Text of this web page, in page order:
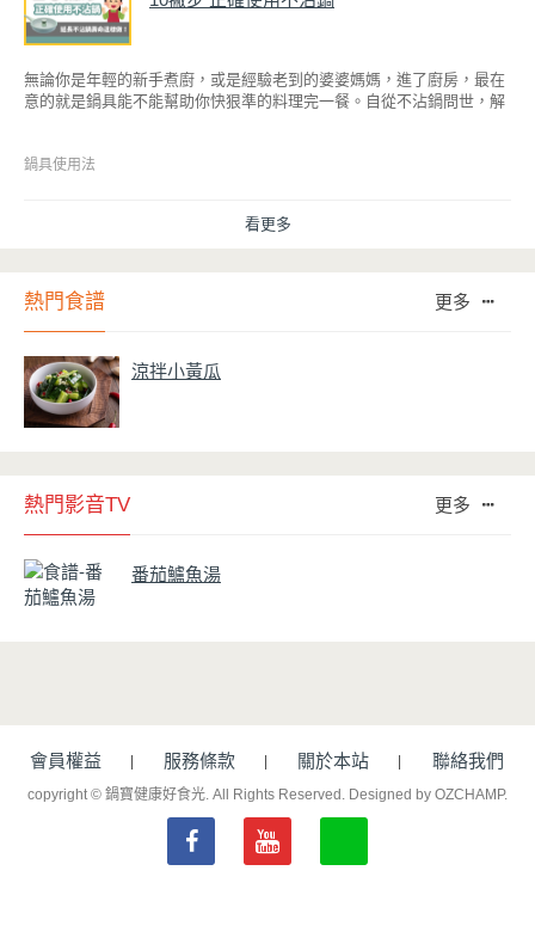
無論你是年輕的新手煮廚，或是經驗老到的婆婆媽媽，進了廚房，最在
意的就是鍋具能不能幫助你快狠準的料理完一餐。自從不沾鍋問世，解
因此金鑽不沾系列的鍋具，更年年穩居銷售排行榜的前幾名。然而如何
鍋具使用法
看更多
熱門食譜 更多
涼拌小黃瓜
熱門影音TV 更多
番茄鱸魚湯
會員權益 服務條款 關於本站 聯絡我們
copyright © 鍋寶健康好食光. All Rights Reserved. Designed by OZCHAMP.